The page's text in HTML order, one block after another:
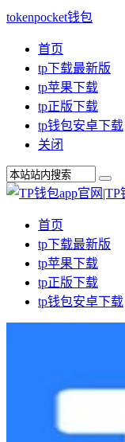
tokenpocket钱包
首页
tp下载最新版
tp苹果下载
tp正版下载
tp钱包安卓下载
关闭
首页
tp下载最新版
tp苹果下载
tp正版下载
tp钱包安卓下载